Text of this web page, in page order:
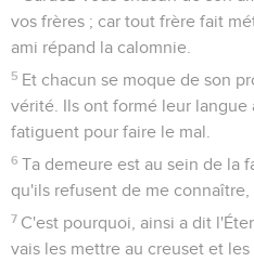
vos frères ; car tout frère fait
ami répand la calomnie.
5 Et chacun se moque de son
vérité. Ils ont formé leur langue
fatiguent pour faire le mal.
6 Ta demeure est au sein de la
qu'ils refusent de me connaître,
7 C'est pourquoi, ainsi a dit
vais les mettre au creuset et